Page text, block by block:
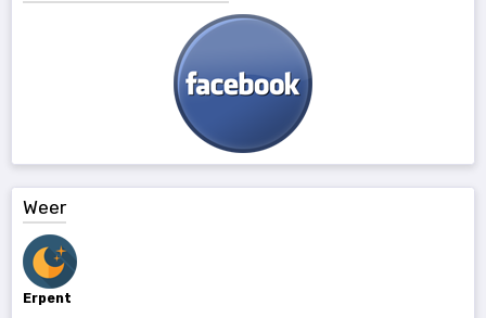
Weer
Erpent